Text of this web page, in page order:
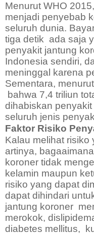
Menurut WHO
menjadi penyebab
seluruh dunia.
tiga detik ada saja
penyakit jantung
Indonesia sendiri,
meninggal karena
Sementara,
bahwa 7,4 triliun
dihabiskan
seluruh jenis
Faktor Risiko
Kalau melihat risiko
artinya,
koroner tidak
kelamin maupun
risiko yang dapat
dapat dihindari
jantung koroner
merokok,
diabetes mellitus,